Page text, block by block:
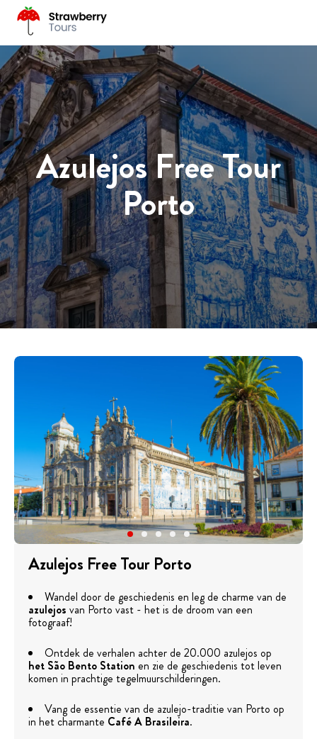
Azulejos Free Tour
Porto
Azulejos Free Tour Porto
Wandel door de geschiedenis en leg de charme van de
azulejos van Porto vast - het is de droom van een
fotograaf!
Ontdek de verhalen achter de 20.000 azulejos op
het São Bento Station en zie de geschiedenis tot leven
komen in prachtige tegelmuurschilderingen.
Vang de essentie van de azulejo-traditie van Porto op
in het charmante Café A Brasileira.